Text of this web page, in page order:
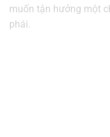
muốn tận hưởng một
phái.